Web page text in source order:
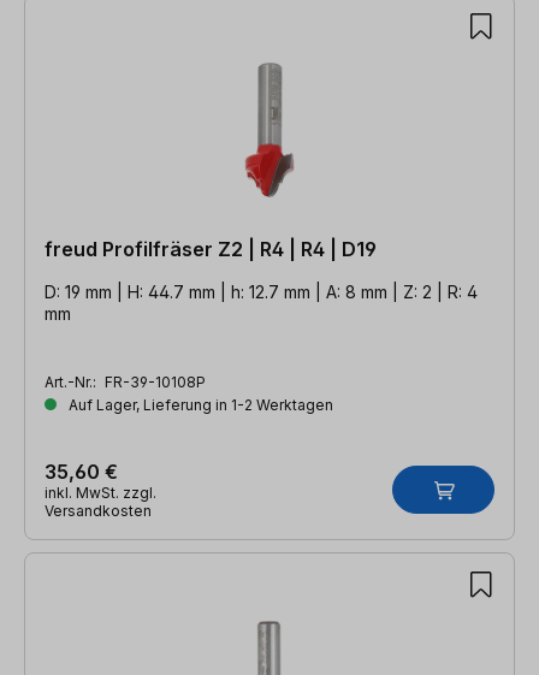
freud Profilfräser Z2 | R4 | R4 | D19
D: 19 mm | H: 44.7 mm | h: 12.7 mm | A: 8 mm | Z: 2 | R: 4
mm
Art.-Nr.: FR-39-10108P
Auf Lager, Lieferung in 1-2 Werktagen
35,60 €
inkl. MwSt. zzgl.
Versandkosten